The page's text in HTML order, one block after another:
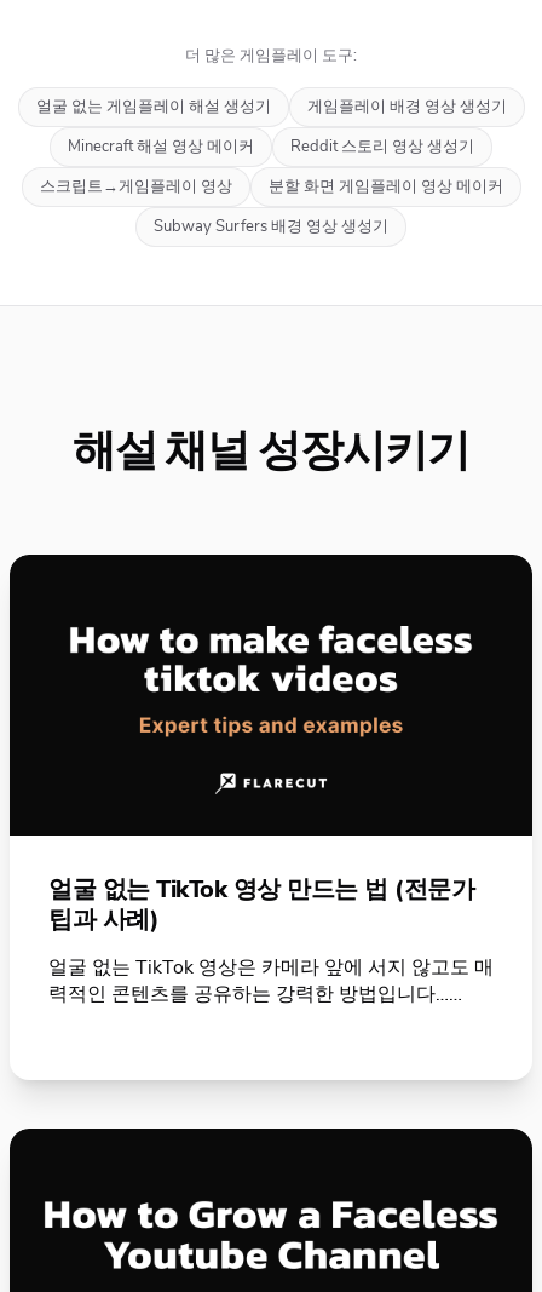
더 많은 게임플레이 도구:
얼굴 없는 게임플레이 해설 생성기
게임플레이 배경 영상 생성기
Minecraft 해설 영상 메이커
Reddit 스토리 영상 생성기
스크립트→게임플레이 영상
분할 화면 게임플레이 영상 메이커
Subway Surfers 배경 영상 생성기
해설 채널 성장시키기
얼굴 없는 TikTok 영상 만드는 법 (전문가
팁과 사례)
얼굴 없는 TikTok 영상은 카메라 앞에 서지 않고도 매
력적인 콘텐츠를 공유하는 강력한 방법입니다……